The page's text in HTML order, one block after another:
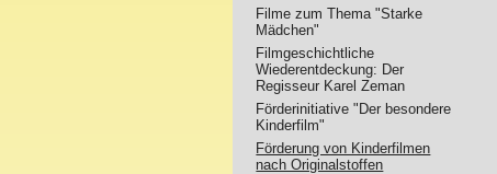
Filme zum Thema "Starke
Mädchen"
Filmgeschichtliche
Wiederentdeckung: Der
Regisseur Karel Zeman
Förderinitiative "Der besondere
Kinderfilm"
Förderung von Kinderfilmen
nach Originalstoffen